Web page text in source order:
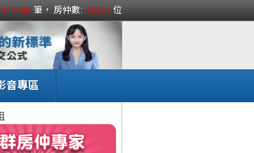
111790 筆， 房仲數: 15331 位
音專區